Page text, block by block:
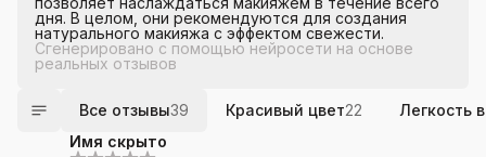
дня. В целом, они рекомендуются для создания
натурального макияжа с эффектом свежести.
Сгенерировано с помощью нейросети на основе
реальных отзывов
Все отзывы39 Красивый цвет22
Легкость
Имя скрыто